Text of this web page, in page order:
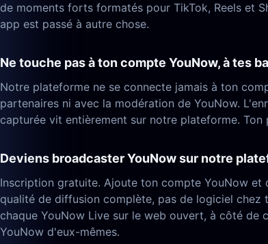
de moments forts formatés pour TikTok, Reels et
app est passé à autre chose.
Ne touche pas à ton compte YouNow, à tes
Notre plateforme ne se connecte jamais à ton
partenaires ni avec la modération de YouNow.
capturée vit entièrement sur notre plateforme.
Deviens broadcaster YouNow sur notre
Inscription gratuite. Ajoute ton compte YouNow
qualité de diffusion complète, pas de logiciel chez
chaque YouNow Live sur le web ouvert, à côté de
YouNow d'eux-mêmes.